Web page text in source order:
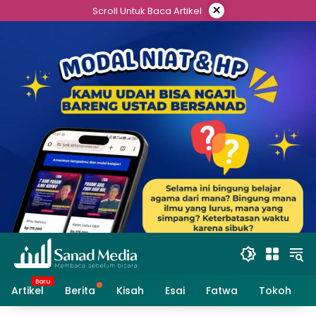
to
Scroll Untuk Baca Artikel ×
Artikel Berita Kisah Esai Fatwa Tokoh